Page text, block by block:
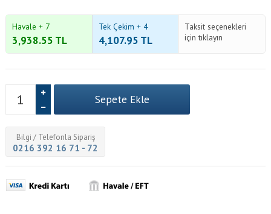
Havale + 7
3,938.55 TL
Tek Çekim + 4
4,107.95 TL
Taksit seçenekleri
için tıklayın
Bilgi / Telefonla Sipariş
0216 392 16 71 - 72